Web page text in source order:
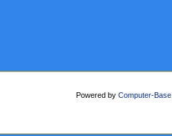
Powered byComputer-Base